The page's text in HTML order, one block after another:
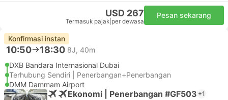
USD 267
Termasuk pajak per dewasa
Pesan sekarang
Konfirmasi instan
10:50 18:30 8J, 40m
DXB Bandara Internasional Dubai
Terhubung Sendiri | Penerbangan+Penerbangan
DMM Dammam Airport
Ekonomi | Penerbangan #GF503 +1